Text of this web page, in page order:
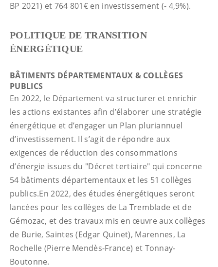
BP 2021) et 764 801€ en investissement (- 4,9%).
POLITIQUE DE TRANSITION
ÉNERGÉTIQUE
BÂTIMENTS DÉPARTEMENTAUX & COLLÈGES
PUBLICS
En 2022, le Département va structurer et enrichir
les actions existantes afin d’élaborer une stratégie
énergétique et d’engager un Plan pluriannuel
d’investissement. Il s’agit de répondre aux
exigences de réduction des consommations
d’énergie issues du "Décret tertiaire" qui concerne
54 bâtiments départementaux et les 51 collèges
publics.En 2022, des études énergétiques seront
lancées pour les collèges de La Tremblade et de
Gémozac, et des travaux mis en œuvre aux collèges
de Burie, Saintes (Edgar Quinet), Marennes, La
Rochelle (Pierre Mendès-France) et Tonnay-
Boutonne.